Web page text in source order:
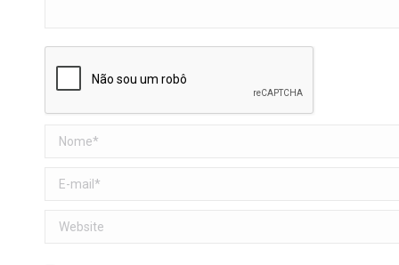
Nome *
E-mail *
Website